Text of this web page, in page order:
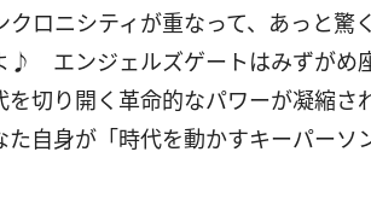
クロニシティが重なって、あっと驚
♪ エンジェルズゲートはみずがめ
を切り開く革命的なパワーが凝縮
た自身が「時代を動かすキーパー